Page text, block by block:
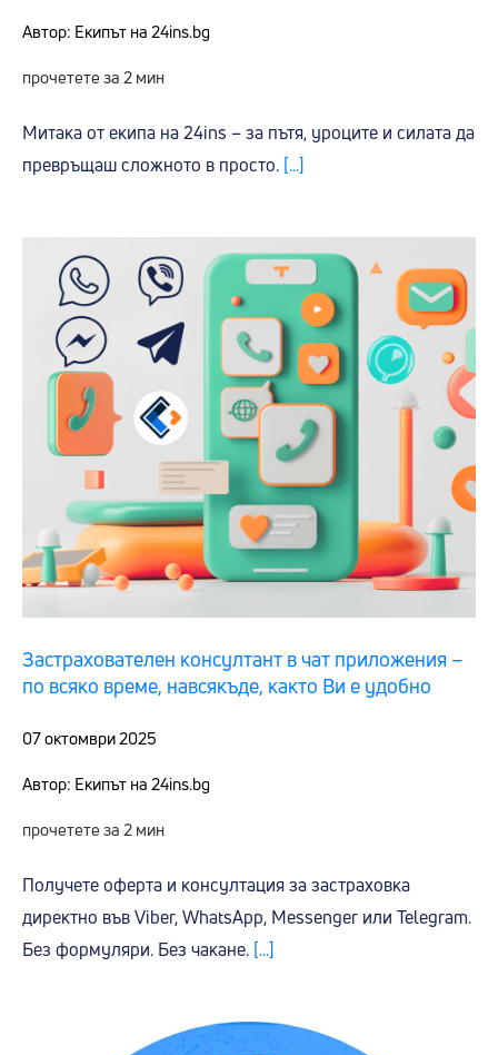
Автор: Екипът на 24ins.bg
прочетете за 2 мин
Митака от екипа на 24ins – за пътя, уроците и силата да
превръщаш сложното в просто. [...]
Застрахователен консултант в чат приложения –
по всяко време, навсякъде, както Ви е удобно
07 октомври 2025
Автор: Екипът на 24ins.bg
прочетете за 2 мин
Получете оферта и консултация за застраховка
директно във Viber, WhatsApp, Messenger или Telegram.
Без формуляри. Без чакане. [...]